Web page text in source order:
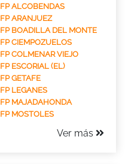
FP ALCOBENDAS
FP ARANJUEZ
FP BOADILLA DEL MONTE
FP CIEMPOZUELOS
FP COLMENAR VIEJO
FP ESCORIAL (EL)
FP GETAFE
FP LEGANES
FP MAJADAHONDA
FP MOSTOLES
Ver más